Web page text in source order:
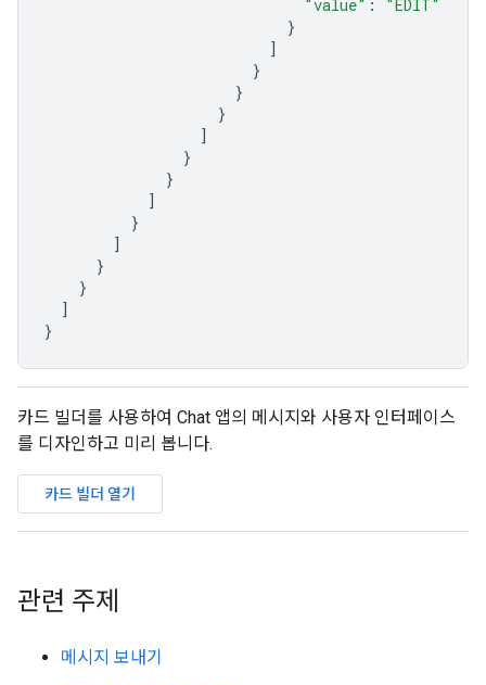
"value" :
"EDIT"
}
]
}
}
}
]
}
}
]
}
]
}
}
]
}
카드 빌더를 사용하여 Chat 앱의 메시지와 사용자 인터페이스
를 디자인하고 미리 봅니다.
카드 빌더 열기
관련 주제
메시지 보내기